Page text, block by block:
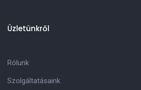
Üzletünkről
Rólunk
Szolgáltatásaink